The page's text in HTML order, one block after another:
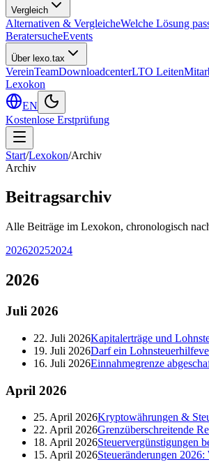
Vergleich
Alternativen & VergleicheWelche Lösung
BeratersucheEvents
Über lexo.tax
VereinTeamDownloadcenterLTO Leiten
Lexokon
EN
Kostenlose Erstprüfung
Start/Lexokon/Archiv
Archiv
Beitragsarchiv
Alle Beiträge im Lexokon, chronologisch
202620252024
2026
Juli 2026
22. Juli 2026Kapitalerträge und
19. Juli 2026Darf ein
16. Juli 2026Einnahmegrenze
April 2026
25. April 2026Kryptowährungen &
22. April 2026Grenzüberschreitende
18. April 2026Steuervergünstigungen
15. April 2026Steueränderungen